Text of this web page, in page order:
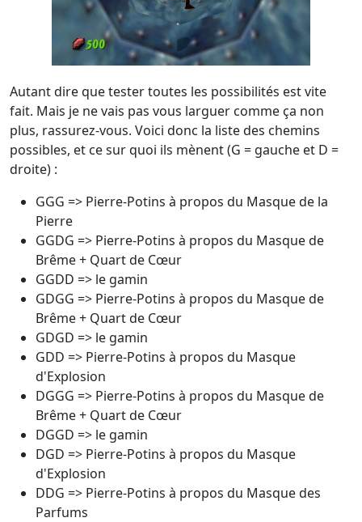
Autant dire que tester toutes les possibilités est vite
fait. Mais je ne vais pas vous larguer comme ça non
plus, rassurez-vous. Voici donc la liste des chemins
possibles, et ce sur quoi ils mènent (G = gauche et D =
droite) :
GGG => Pierre-Potins à propos du Masque de la
Pierre
GGDG => Pierre-Potins à propos du Masque de
Brême + Quart de Cœur
GGDD => le gamin
GDGG => Pierre-Potins à propos du Masque de
Brême + Quart de Cœur
GDGD => le gamin
GDD => Pierre-Potins à propos du Masque
d'Explosion
DGGG => Pierre-Potins à propos du Masque de
Brême + Quart de Cœur
DGGD => le gamin
DGD => Pierre-Potins à propos du Masque
d'Explosion
DDG => Pierre-Potins à propos du Masque des
Parfums